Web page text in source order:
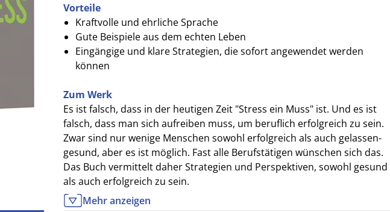
Vorteile
Kraftvolle und ehrliche Sprache
Gute Beispiele aus dem echten Leben
Eingängige und klare Strategien, die sofort angewendet werden
können
Zum Werk
Es ist falsch, dass in der heutigen Zeit "Stress ein Muss" ist. Und es ist
falsch, dass man sich aufreiben muss, um beruflich erfolgreich zu sein.
Zwar sind nur wenige Menschen sowohl erfolgreich als auch gelassen-
gesund, aber es ist möglich. Fast alle Berufstätigen wünschen sich das.
Das Buch vermittelt daher Strategien und Perspektiven, sowohl gesund
als auch erfolgreich zu sein.
Mehr anzeigen